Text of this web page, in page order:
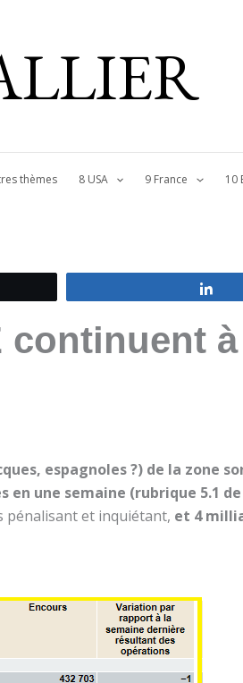
thèmes 8 USA 9 France 10
continuent à
espagnoles ?) de la zone
une semaine (rubrique 5.1
pénalisant et inquiétant, et 4